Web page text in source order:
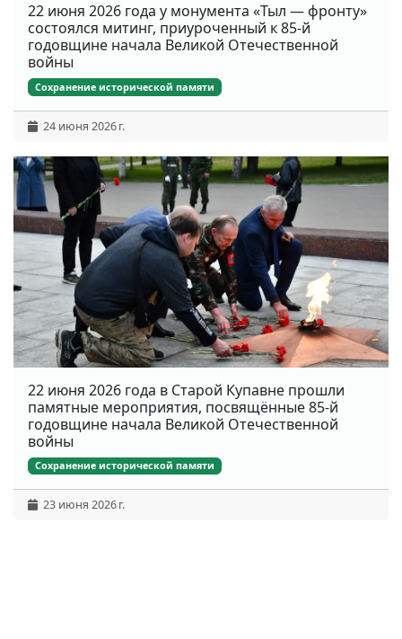
22 июня 2026 года у монумента «Тыл — фронту»
состоялся митинг, приуроченный к 85-й
годовщине начала Великой Отечественной
войны
Сохранение исторической памяти
24 июня 2026 г.
22 июня 2026 года в Старой Купавне прошли
памятные мероприятия, посвящённые 85-й
годовщине начала Великой Отечественной
войны
Сохранение исторической памяти
23 июня 2026 г.